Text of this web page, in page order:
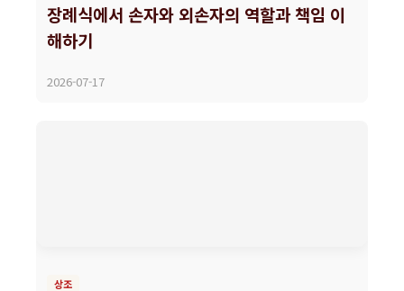
장례식에서 손자와 외손자의 역할과 책임 이
해하기
2026-07-17
상조